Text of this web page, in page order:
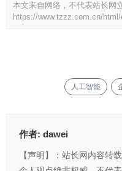
本文来自网络，不代表站长网
https://www.tzzz.com.cn/
人工智能
作者: dawei
【声明】：站长网内容转